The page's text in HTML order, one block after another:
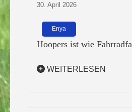
30. April 2026
Enya
Hoopers ist wie
WEITERLESEN